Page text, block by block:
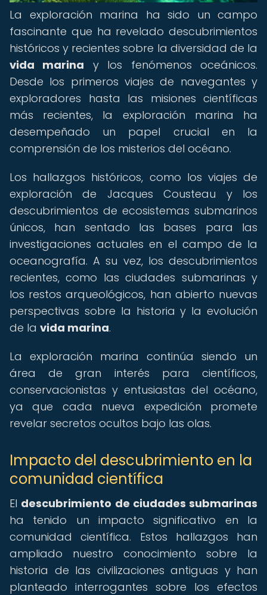
La exploración marina ha sido un campo
fascinante que ha revelado descubrimientos
históricos y recientes sobre la diversidad de la
vida marina y los fenómenos oceánicos.
Desde los primeros viajes de navegantes y
exploradores hasta las misiones científicas
más recientes, la exploración marina ha
desempeñado un papel crucial en la
comprensión de los misterios del océano.
Los hallazgos históricos, como los viajes de
exploración de Jacques Cousteau y los
descubrimientos de ecosistemas submarinos
únicos, han sentado las bases para las
investigaciones actuales en el campo de la
oceanografía. A su vez, los descubrimientos
recientes, como las ciudades submarinas y
los restos arqueológicos, han abierto nuevas
perspectivas sobre la historia y la evolución
de la vida marina.
La exploración marina continúa siendo un
área de gran interés para científicos,
conservacionistas y entusiastas del océano,
ya que cada nueva expedición promete
revelar secretos ocultos bajo las olas.
Impacto del descubrimiento en la
comunidad científica
El descubrimiento de ciudades submarinas
ha tenido un impacto significativo en la
comunidad científica. Estos hallazgos han
ampliado nuestro conocimiento sobre la
historia de las civilizaciones antiguas y han
planteado interrogantes sobre los efectos